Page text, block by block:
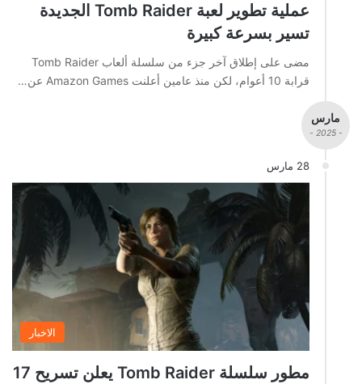
عملية تطوير لعبة Tomb Raider الجديدة
تسير بسرعة كبيرة
مضى على إطلاق آخر جزء من سلسلة ألعاب Tomb Raider
قرابة 10 أعوام، لكن منذ عامين أعلنت Amazon Games عن…
مارس
- 2025 -
28 مارس
الاخبار
مطور سلسلة Tomb Raider يعلن تسريح 17